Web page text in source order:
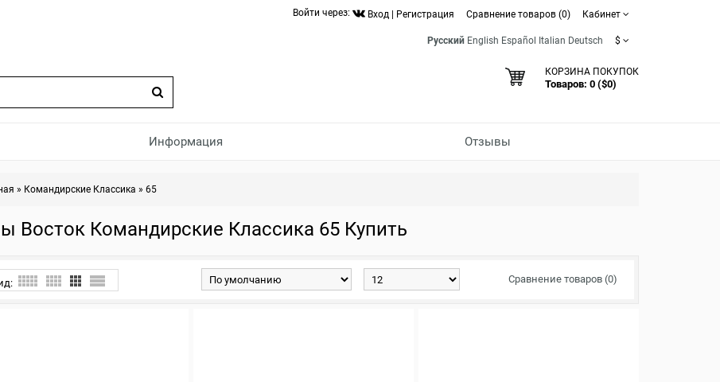
Войти через: Вход Регистрация Сравнение товаров (0) Кабинет
Русский English Español Italian Deutsch $
КОРЗИНА ПОКУПОК
Товаров: 0 ($0)
Информация Отзывы
» Командирские Классика »65
Восток Командирские Классика 65 Купить
Сравнение товаров (0)